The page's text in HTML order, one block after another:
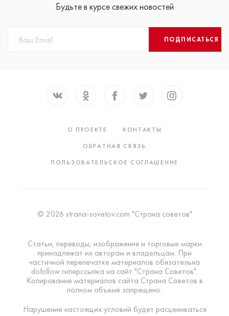
Будьте в курсе свежих новостей
ПОДПИСАТЬСЯ
О ПРОЕКТЕ
КОНТАКТЫ
ОБРАТНАЯ СВЯЗЬ
ПОЛЬЗОВАТЕЛЬСКОЕ СОГЛАШЕНИЕ
© 2026 strana-sovetov.com "Страна советов"
Статьи, переводы, изображения и торговые марки
принадлежат их авторам и владельцам. При
частичной перепечатке материалов обязательна
dofollow гиперссылка на сайт "Страна Советов".
Копирование материалов сайта Страна Советов в
полном объеме запрещено.
Нарушение настоящих условий будет расцениваться